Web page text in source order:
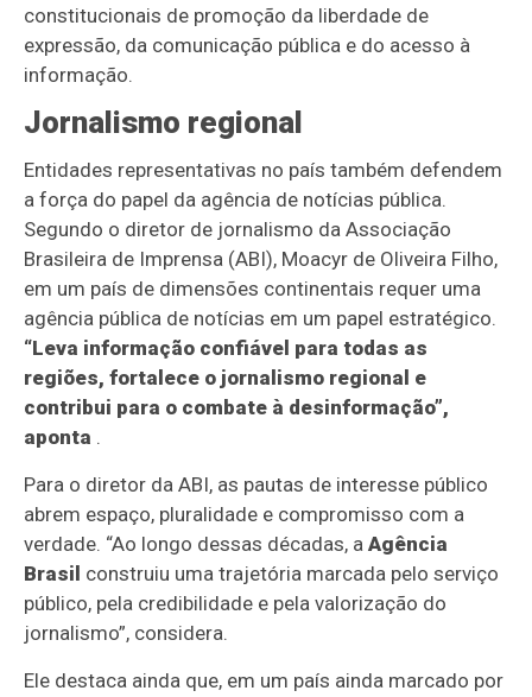
constitucionais de promoção da liberdade de
expressão, da comunicação pública e do acesso à
informação.
Jornalismo regional
Entidades representativas no país também defendem
a força do papel da agência de notícias pública.
Segundo o diretor de jornalismo da Associação
Brasileira de Imprensa (ABI), Moacyr de Oliveira Filho,
em um país de dimensões continentais requer uma
agência pública de notícias em um papel estratégico.
“Leva informação confiável para todas as
regiões, fortalece o jornalismo regional e
contribui para o combate à desinformação”,
aponta .
Para o diretor da ABI, as pautas de interesse público
abrem espaço, pluralidade e compromisso com a
verdade. “Ao longo dessas décadas, aAgência
Brasil construiu uma trajetória marcada pelo serviço
público, pela credibilidade e pela valorização do
jornalismo”, considera.
Ele destaca ainda que, em um país ainda marcado por